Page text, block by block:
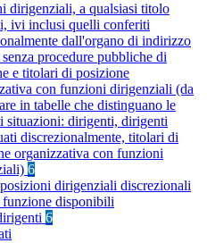
dirigenziali, a qualsiasi titolo
ivi inclusi quelli conferiti
dall'organo di indirizzo
procedure pubbliche di
e titolari di posizione
con funzioni dirigenziali (da
in tabelle che distinguano le
situazioni: dirigenti, dirigenti
discrezionalmente, titolari di
organizzativa con funzioni
6
dirigenziali discrezionali
funzione disponibili
6